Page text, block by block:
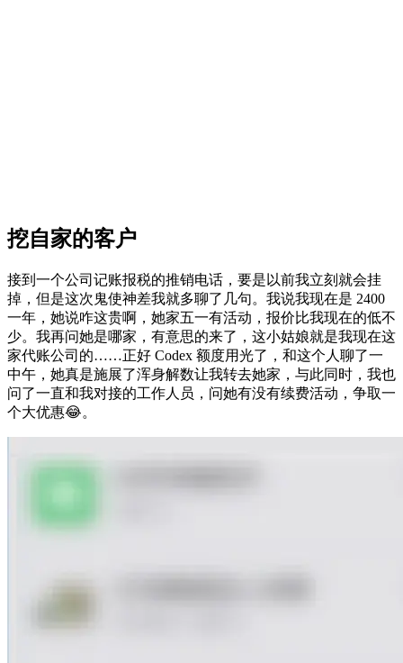
挖自家的客户
接到一个公司记账报税的推销电话，要是以前我立刻就会挂
掉，但是这次鬼使神差我就多聊了几句。我说我现在是 2400
一年，她说咋这贵啊，她家五一有活动，报价比我现在的低不
少。我再问她是哪家，有意思的来了，这小姑娘就是我现在这
家代账公司的……正好 Codex 额度用光了，和这个人聊了一
中午，她真是施展了浑身解数让我转去她家，与此同时，我也
问了一直和我对接的工作人员，问她有没有续费活动，争取一
个大优惠😂。